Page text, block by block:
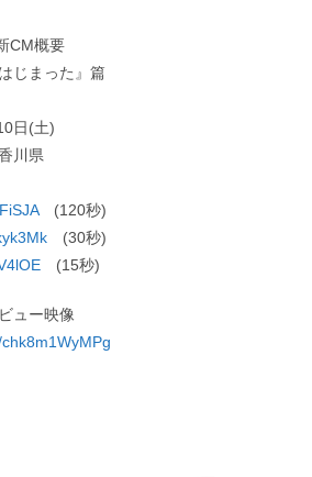
CM概要
じまった』篇
日(土)
川県
(120秒)
(30秒)
(15秒)
ュー映像